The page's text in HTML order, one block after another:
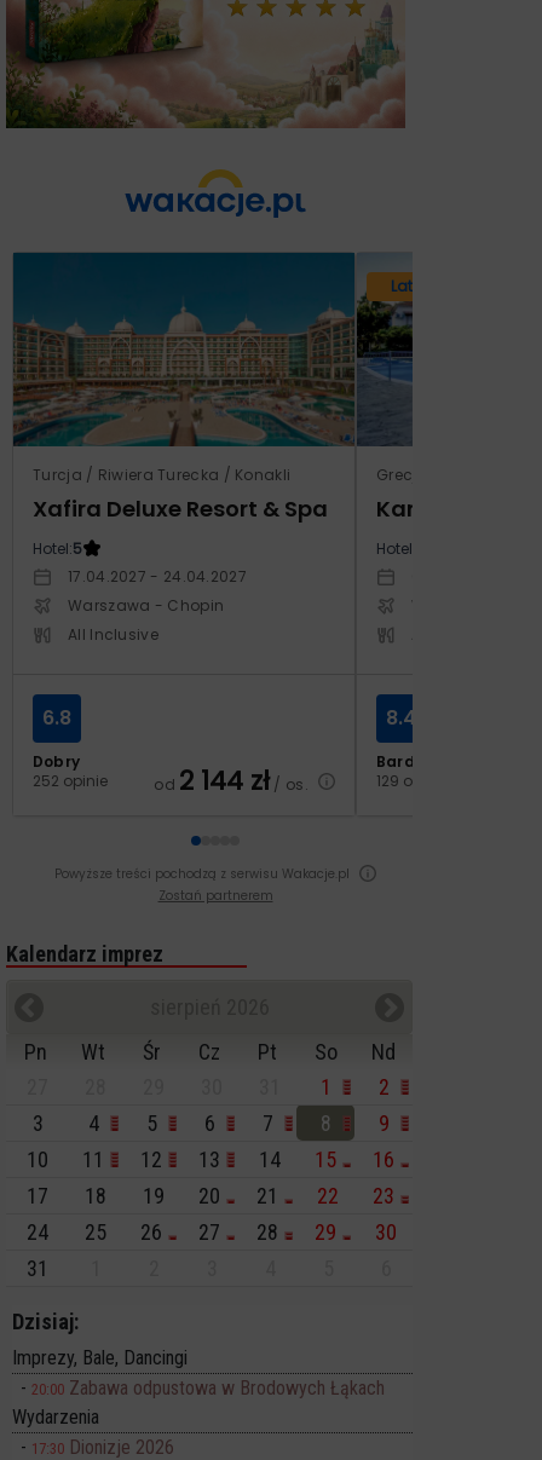
Turcja / Riwiera Turecka / Konakli
Xafira Deluxe Resort & Spa
Hotel:5
17.04.2027 - 24.04.2027
Warszawa - Chopin
All Inclusive
Dobry
252 opinie
6.8
od 2 144 zł/ os.
Lato 2026
Grecja / Samos /
Kampos
Hotel:
Warszawa -
Bardzo dobry
129 opinii
8.4
Powyższe treści pochodzą z serwisu Wakacje.pl
Zostań partnerem
Kalendarz imprez
Pn
Wt Śr Cz Pt So
Nd
1
2
3
4 5 6 7 8
9
10
11 12 13 14 15
16
17
18 19 20 21 22
23
24
25 26 27 28 29
30
31
Dzisiaj:
Imprezy, Bale, Dancingi
20:00 Zabawa odpustowa w Brodowych Łąkach
Wydarzenia
17:30 Dionizje 2026